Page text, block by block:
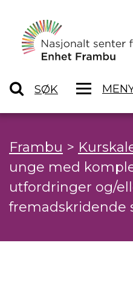
SØK
Frambu >
unge med
utfordringer og/
fremadskridende